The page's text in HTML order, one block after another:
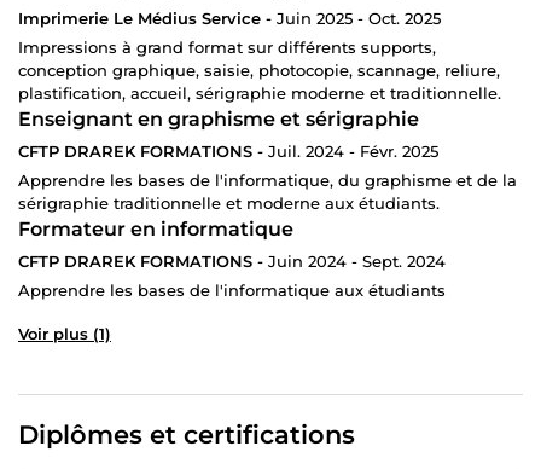
Imprimerie Le Médius Service - Juin 2025 - Oct. 2025
Impressions à grand format sur différents supports,
conception graphique, saisie, photocopie, scannage, reliure,
plastification, accueil, sérigraphie moderne et traditionnelle.
Enseignant en graphisme et sérigraphie
CFTP DRAREK FORMATIONS - Juil. 2024 - Févr. 2025
Apprendre les bases de l'informatique, du graphisme et de la
sérigraphie traditionnelle et moderne aux étudiants.
Formateur en informatique
CFTP DRAREK FORMATIONS - Juin 2024 - Sept. 2024
Apprendre les bases de l'informatique aux étudiants
Voir plus (1)
Diplômes et certifications